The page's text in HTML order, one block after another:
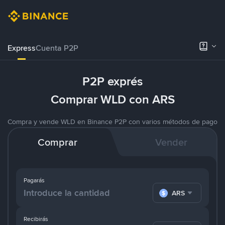
ExpressCuenta P2P
P2P exprés
Comprar WLD con ARS
Compra y vende WLD en Binance P2P con varios métodos de pago
Comprar Vender
Pagarás
ARS
Recibirás